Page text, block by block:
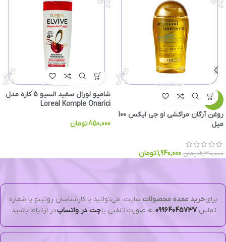
-16%
روغن آرگان مراکشی او جی ایکس 100
میل
2,310,000تومان 1,940,000تومان
شامپو لورال سفید السیو 5 کاره مدل
Loreal Komple Onarici
850,000تومان
برایخرید عمده محصولات سایت، می‌توانید با کارشناسان روتینو با شماره
تماس09964045737به صورت تلفنی یاچت در واتساپدر ارتباط باشید.